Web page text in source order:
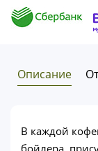
Описание
В каждой
бойлера,